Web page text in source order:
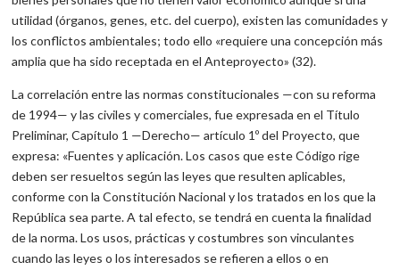
utilidad (órganos, genes, etc. del cuerpo), existen las comunidades y
los conflictos ambientales; todo ello «requiere una concepción más
amplia que ha sido receptada en el Anteproyecto» (32).
La correlación entre las normas constitucionales —con su reforma
de 1994— y las civiles y comerciales, fue expresada en el Título
Preliminar, Capítulo 1 —Derecho— artículo 1º del Proyecto, que
expresa: «Fuentes y aplicación. Los casos que este Código rige
deben ser resueltos según las leyes que resulten aplicables,
conforme con la Constitución Nacional y los tratados en los que la
República sea parte. A tal efecto, se tendrá en cuenta la finalidad
de la norma. Los usos, prácticas y costumbres son vinculantes
cuando las leyes o los interesados se refieren a ellos o en